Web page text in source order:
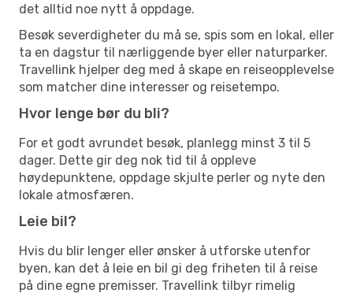
det alltid noe nytt å oppdage.
Besøk severdigheter du må se, spis som en lokal, eller
ta en dagstur til nærliggende byer eller naturparker.
Travellink hjelper deg med å skape en reiseopplevelse
som matcher dine interesser og reisetempo.
Hvor lenge bør du bli?
For et godt avrundet besøk, planlegg minst 3 til 5
dager. Dette gir deg nok tid til å oppleve
høydepunktene, oppdage skjulte perler og nyte den
lokale atmosfæren.
Leie bil?
Hvis du blir lenger eller ønsker å utforske utenfor
byen, kan det å leie en bil gi deg friheten til å reise
på dine egne premisser. Travellink tilbyr rimelig